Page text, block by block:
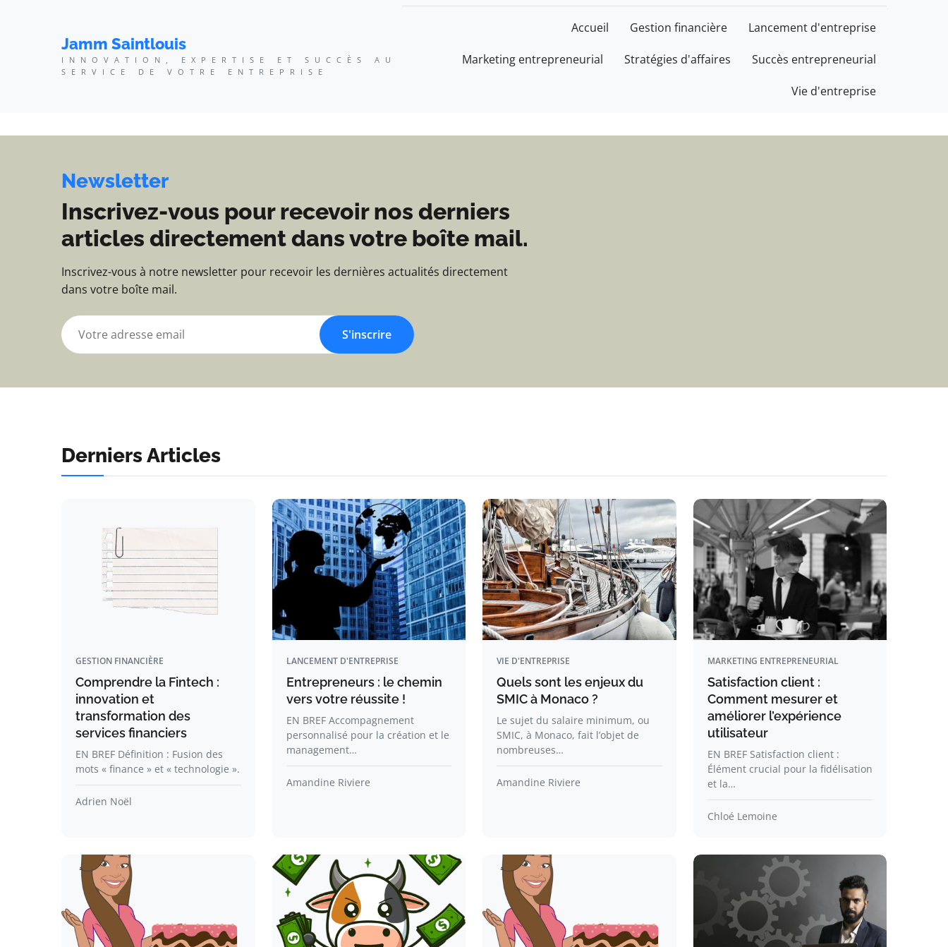
Jamm Saintlouis - Innovation, expertise et succès au service de votre
Jamm Saintlouis
INNOVATION, EXPERTISE ET SUCCÈS AU
SERVICE DE VOTRE ENTREPRISE
Accueil Gestion financière Lancement d'entreprise
Marketing entrepreneurial Stratégies d'affaires Succès entrepreneurial
Vie d'entreprise
Newsletter
Inscrivez-vous pour recevoir nos derniers
articles directement dans votre boîte mail.
Inscrivez-vous à notre newsletter pour recevoir les dernières actualités directement
dans votre boîte mail.
S'inscrire
Derniers Articles
GESTION FINANCIÈRE
Comprendre la Fintech :
innovation et
transformation des
services financiers
EN BREF Définition : Fusion des
mots « finance » et « technologie ».
Adrien Noël
LANCEMENT D'ENTREPRISE
Entrepreneurs : le chemin
vers votre réussite !
EN BREF Accompagnement
personnalisé pour la création et le
management…
Amandine Riviere
VIE D'ENTREPRISE
Quels sont les enjeux du
SMIC à Monaco ?
Le sujet du salaire minimum, ou
SMIC, à Monaco, fait l’objet de
nombreuses…
Amandine Riviere
MARKETING ENTREPRENEURIAL
Satisfaction client :
Comment mesurer et
améliorer l’expérience
utilisateur
EN BREF Satisfaction client :
Élément crucial pour la fidélisation
et la…
Chloé Lemoine